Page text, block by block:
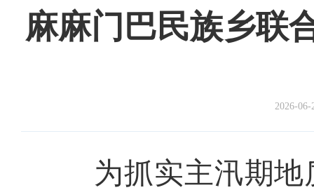
麻麻门巴民族乡联
2026-06-
为抓实主汛期